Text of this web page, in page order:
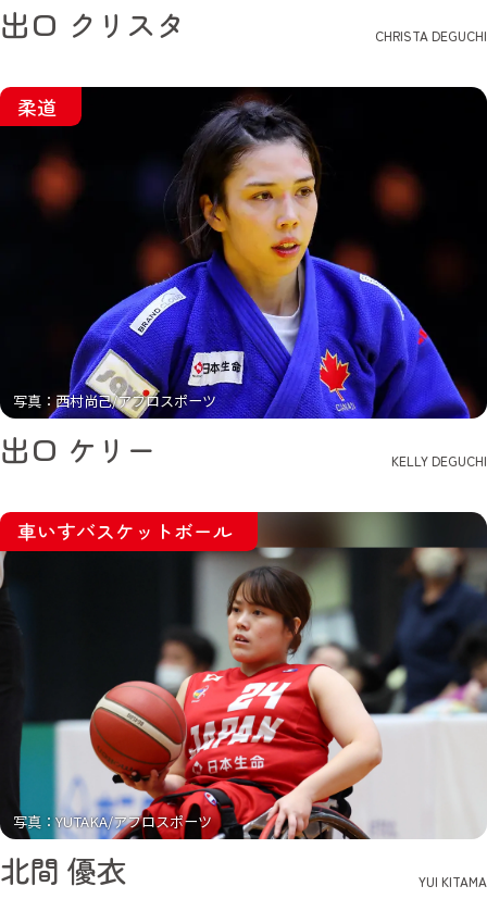
出口 クリスタ CHRISTA DEGUCHI
柔道
写真：西村尚己/アフロスポーツ
出口 ケリー KELLY DEGUCHI
車いすバスケットボール
写真：YUTAKA/アフロスポーツ
北間 優衣 YUI KITAMA